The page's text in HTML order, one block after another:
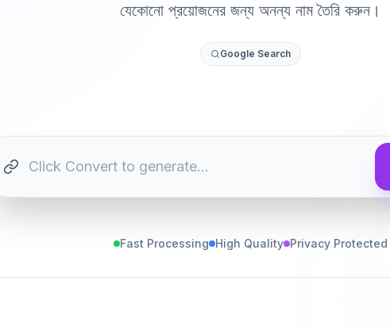
যেকোনো প্রয়োজনের জন্য অনন্য নাম তৈরি করুন।
Google Search
Fast Processing High Quality Privacy Protected